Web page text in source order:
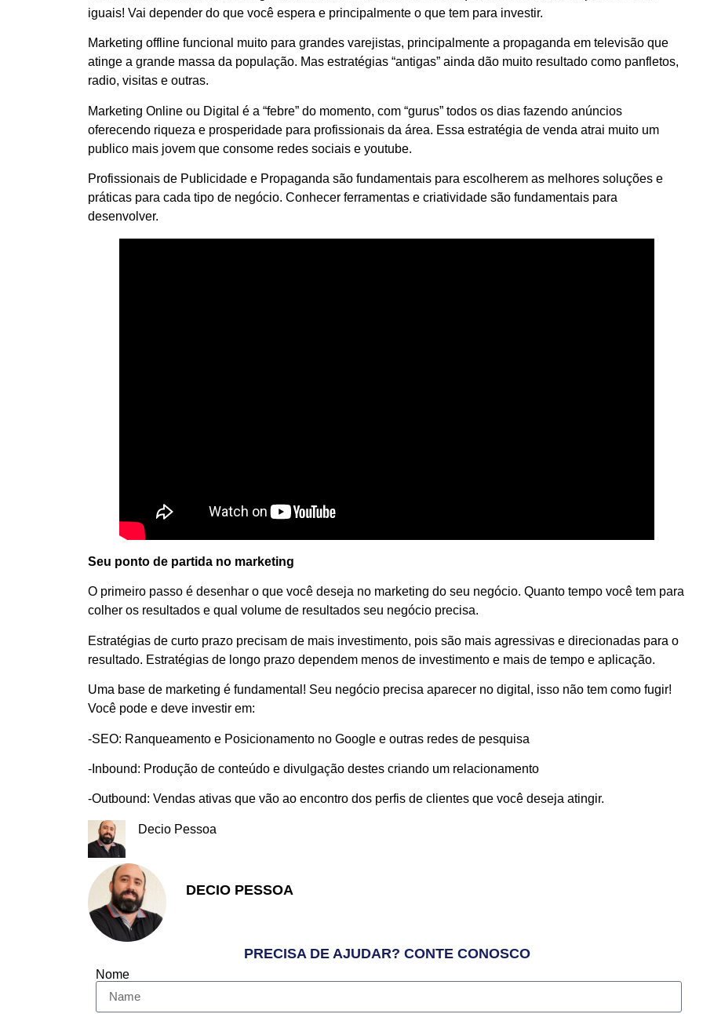
iguais! Vai depender do que você espera e principalmente o que tem para investir.
Marketing offline funcional muito para grandes varejistas, principalmente a propaganda em televisão que
atinge a grande massa da população. Mas estratégias “antigas” ainda dão muito resultado como panfletos,
radio, visitas e outras.
Marketing Online ou Digital é a “febre” do momento, com “gurus” todos os dias fazendo anúncios
oferecendo riqueza e prosperidade para profissionais da área. Essa estratégia de venda atrai muito um
publico mais jovem que consome redes sociais e youtube.
Profissionais de Publicidade e Propaganda são fundamentais para escolherem as melhores soluções e
práticas para cada tipo de negócio. Conhecer ferramentas e criatividade são fundamentais para
desenvolver.
Seu ponto de partida no marketing
O primeiro passo é desenhar o que você deseja no marketing do seu negócio. Quanto tempo você tem para
colher os resultados e qual volume de resultados seu negócio precisa.
Estratégias de curto prazo precisam de mais investimento, pois são mais agressivas e direcionadas para o
resultado. Estratégias de longo prazo dependem menos de investimento e mais de tempo e aplicação.
Uma base de marketing é fundamental! Seu negócio precisa aparecer no digital, isso não tem como fugir!
Você pode e deve investir em:
-SEO: Ranqueamento e Posicionamento no Google e outras redes de pesquisa
-Inbound: Produção de conteúdo e divulgação destes criando um relacionamento
-Outbound: Vendas ativas que vão ao encontro dos perfis de clientes que você deseja atingir.
Decio Pessoa
DECIO PESSOA
PRECISA DE AJUDAR? CONTE CONOSCO
Nome